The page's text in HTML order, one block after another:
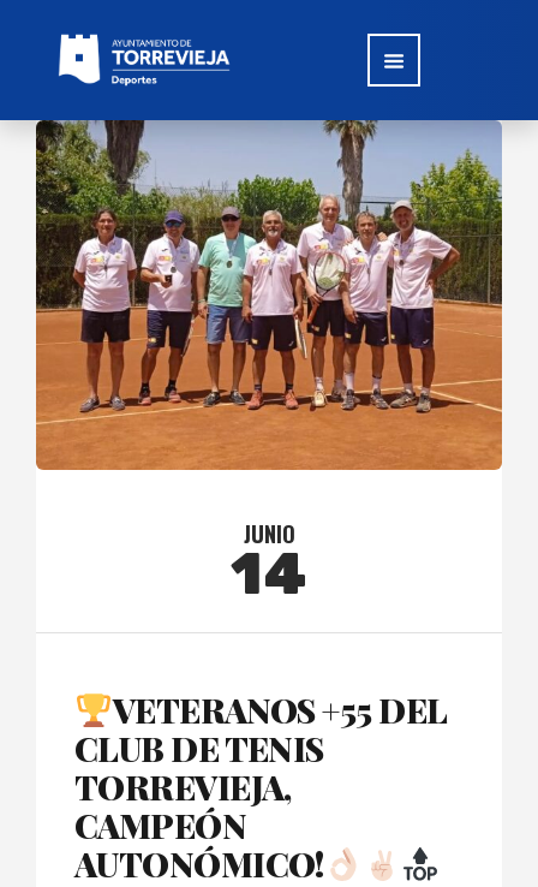
JUNIO
14
VETERANOS +55 DEL
CLUB DE TENIS
TORREVIEJA,
CAMPEÓN
AUTONÓMICO!